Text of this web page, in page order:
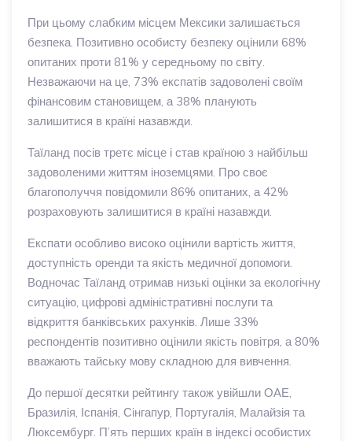
При цьому слабким місцем Мексики залишається
безпека. Позитивно особисту безпеку оцінили 68%
опитаних проти 81% у середньому по світу.
Незважаючи на це, 73% експатів задоволені своїм
фінансовим становищем, а 38% планують
залишитися в країні назавжди.
Таїланд посів третє місце і став країною з найбільш
задоволеними життям іноземцями. Про своє
благополуччя повідомили 86% опитаних, а 42%
розраховують залишитися в країні назавжди.
Експати особливо високо оцінили вартість життя,
доступність оренди та якість медичної допомоги.
Водночас Таїланд отримав низькі оцінки за екологічну
ситуацію, цифрові адміністративні послуги та
відкриття банківських рахунків. Лише 33%
респондентів позитивно оцінили якість повітря, а 80%
вважають тайську мову складною для вивчення.
До першої десятки рейтингу також увійшли ОАЕ,
Бразилія, Іспанія, Сінгапур, Португалія, Малайзія та
Люксембург. П’ять перших країн в індексі особистих